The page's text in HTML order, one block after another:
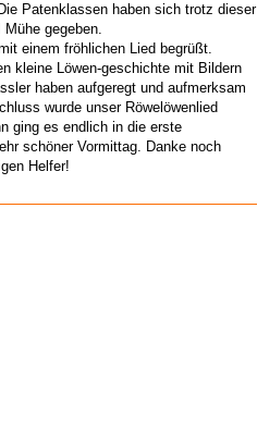
Patenklassen haben sich trotz dieser
gegeben.
einem fröhlichen Lied begrüßt.
kleine Löwen-geschichte mit Bildern
haben aufgeregt und aufmerksam
wurde unser Röwelöwenlied
ging es endlich in die erste
schöner Vormittag. Danke noch
Helfer!